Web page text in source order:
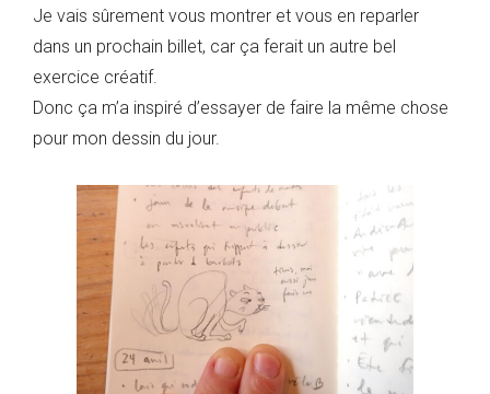
Je vais sûrement vous montrer et vous en reparler
dans un prochain billet, car ça ferait un autre bel
exercice créatif.
Donc ça m’a inspiré d’essayer de faire la même chose
pour mon dessin du jour.